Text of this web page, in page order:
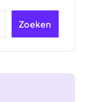
Zoeken